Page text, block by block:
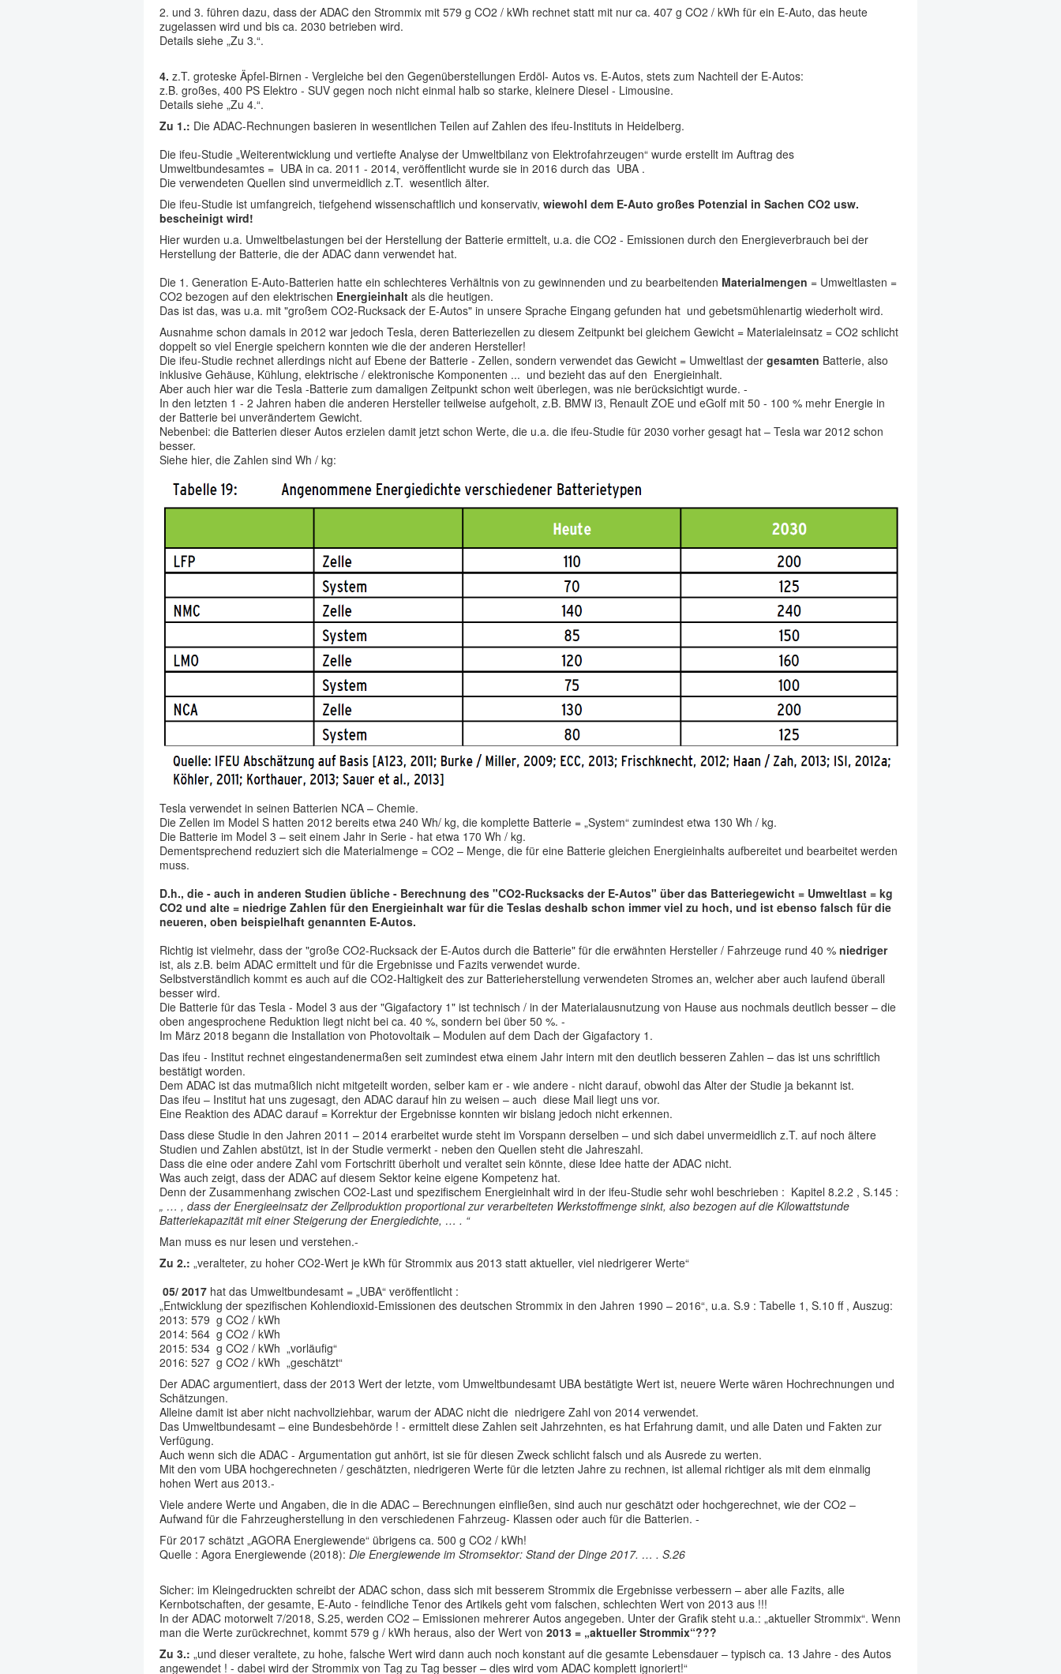
2. und 3. führen dazu, dass der ADAC den Strommix mit 579 g CO2 / kWh rechnet statt mit nur ca. 407 g CO2 / kWh für ein E-Auto, das heute
zugelassen wird und bis ca. 2030 betrieben wird.
Details siehe „Zu 3.“.
4. z.T. groteske Äpfel-Birnen - Vergleiche bei den Gegenüberstellungen Erdöl- Autos vs. E-Autos, stets zum Nachteil der E-Autos:
z.B. großes, 400 PS Elektro - SUV gegen noch nicht einmal halb so starke, kleinere Diesel - Limousine.
Details siehe „Zu 4.“.
Zu 1.: Die ADAC-Rechnungen basieren in wesentlichen Teilen auf Zahlen des ifeu-Instituts in Heidelberg.
Die ifeu-Studie „Weiterentwicklung und vertiefte Analyse der Umweltbilanz von Elektrofahrzeugen“ wurde erstellt im Auftrag des
Umweltbundesamtes = UBA in ca. 2011 - 2014, veröffentlicht wurde sie in 2016 durch das UBA .
Die verwendeten Quellen sind unvermeidlich z.T. wesentlich älter.
Die ifeu-Studie ist umfangreich, tiefgehend wissenschaftlich und konservativ, wiewohl dem E-Auto großes Potenzial in Sachen CO2 usw.
bescheinigt wird!
Hier wurden u.a. Umweltbelastungen bei der Herstellung der Batterie ermittelt, u.a. die CO2 - Emissionen durch den Energieverbrauch bei der
Herstellung der Batterie, die der ADAC dann verwendet hat.
Die 1. Generation E-Auto-Batterien hatte ein schlechteres Verhältnis von zu gewinnenden und zu bearbeitenden Materialmengen = Umweltlasten =
CO2 bezogen auf den elektrischen Energieinhalt als die heutigen.
Das ist das, was u.a. mit "großem CO2-Rucksack der E-Autos" in unsere Sprache Eingang gefunden hat und gebetsmühlenartig wiederholt wird.
Ausnahme schon damals in 2012 war jedoch Tesla, deren Batteriezellen zu diesem Zeitpunkt bei gleichem Gewicht = Materialeinsatz = CO2 schlicht
doppelt so viel Energie speichern konnten wie die der anderen Hersteller!
Die ifeu-Studie rechnet allerdings nicht auf Ebene der Batterie - Zellen, sondern verwendet das Gewicht = Umweltlast der gesamten Batterie, also
inklusive Gehäuse, Kühlung, elektrische / elektronische Komponenten ... und bezieht das auf den Energieinhalt.
Aber auch hier war die Tesla -Batterie zum damaligen Zeitpunkt schon weit überlegen, was nie berücksichtigt wurde. -
In den letzten 1 - 2 Jahren haben die anderen Hersteller teilweise aufgeholt, z.B. BMW i3, Renault ZOE und eGolf mit 50 - 100 % mehr Energie in
der Batterie bei unverändertem Gewicht.
Nebenbei: die Batterien dieser Autos erzielen damit jetzt schon Werte, die u.a. die ifeu-Studie für 2030 vorher gesagt hat – Tesla war 2012 schon
besser.
Siehe hier, die Zahlen sind Wh / kg:
Tesla verwendet in seinen Batterien NCA – Chemie.
Die Zellen im Model S hatten 2012 bereits etwa 240 Wh/ kg, die komplette Batterie = „System“ zumindest etwa 130 Wh / kg.
Die Batterie im Model 3 – seit einem Jahr in Serie - hat etwa 170 Wh / kg.
Dementsprechend reduziert sich die Materialmenge = CO2 – Menge, die für eine Batterie gleichen Energieinhalts aufbereitet und bearbeitet werden
muss.
D.h., die - auch in anderen Studien übliche - Berechnung des "CO2-Rucksacks der E-Autos" über das Batteriegewicht = Umweltlast = kg
CO2 und alte = niedrige Zahlen für den Energieinhalt war für die Teslas deshalb schon immer viel zu hoch, und ist ebenso falsch für die
neueren, oben beispielhaft genannten E-Autos.
Richtig ist vielmehr, dass der "große CO2-Rucksack der E-Autos durch die Batterie" für die erwähnten Hersteller / Fahrzeuge rund 40 % niedriger
ist, als z.B. beim ADAC ermittelt und für die Ergebnisse und Fazits verwendet wurde.
Selbstverständlich kommt es auch auf die CO2-Haltigkeit des zur Batterieherstellung verwendeten Stromes an, welcher aber auch laufend überall
besser wird.
Die Batterie für das Tesla - Model 3 aus der "Gigafactory 1" ist technisch / in der Materialausnutzung von Hause aus nochmals deutlich besser – die
oben angesprochene Reduktion liegt nicht bei ca. 40 %, sondern bei über 50 %. -
Im März 2018 begann die Installation von Photovoltaik – Modulen auf dem Dach der Gigafactory 1.
Das ifeu - Institut rechnet eingestandenermaßen seit zumindest etwa einem Jahr intern mit den deutlich besseren Zahlen – das ist uns schriftlich
bestätigt worden.
Dem ADAC ist das mutmaßlich nicht mitgeteilt worden, selber kam er - wie andere - nicht darauf, obwohl das Alter der Studie ja bekannt ist.
Das ifeu – Institut hat uns zugesagt, den ADAC darauf hin zu weisen – auch diese Mail liegt uns vor.
Eine Reaktion des ADAC darauf = Korrektur der Ergebnisse konnten wir bislang jedoch nicht erkennen.
Dass diese Studie in den Jahren 2011 – 2014 erarbeitet wurde steht im Vorspann derselben – und sich dabei unvermeidlich z.T. auf noch ältere
Studien und Zahlen abstützt, ist in der Studie vermerkt - neben den Quellen steht die Jahreszahl.
Dass die eine oder andere Zahl vom Fortschritt überholt und veraltet sein könnte, diese Idee hatte der ADAC nicht.
Was auch zeigt, dass der ADAC auf diesem Sektor keine eigene Kompetenz hat.
Denn der Zusammenhang zwischen CO2-Last und spezifischem Energieinhalt wird in der ifeu-Studie sehr wohl beschrieben : Kapitel 8.2.2 , S.145 :
„ … , dass derEnergieeinsatz der Zellproduktion proportional zur verarbeiteten Werkstoffmenge sinkt, also bezogen auf die Kilowattstunde
Batteriekapazität mit einer Steigerung der Energiedichte, … . “
Man muss es nur lesen und verstehen.-
Zu 2.: „veralteter, zu hoher CO2-Wert je kWh für Strommix aus 2013 statt aktueller, viel niedrigerer Werte“
05/ 2017 hat das Umweltbundesamt = „UBA“ veröffentlicht :
„Entwicklung der spezifischen Kohlendioxid-Emissionen des deutschen Strommix in den Jahren 1990 – 2016“, u.a. S.9 : Tabelle 1, S.10 ff , Auszug:
2013: 579 g CO2 / kWh
2014: 564 g CO2 / kWh
2015: 534 g CO2 / kWh „vorläufig“
2016: 527 g CO2 / kWh „geschätzt“
Der ADAC argumentiert, dass der 2013 Wert der letzte, vom Umweltbundesamt UBA bestätigte Wert ist, neuere Werte wären Hochrechnungen und
Schätzungen.
Alleine damit ist aber nicht nachvollziehbar, warum der ADAC nicht die niedrigere Zahl von 2014 verwendet.
Das Umweltbundesamt – eine Bundesbehörde ! - ermittelt diese Zahlen seit Jahrzehnten, es hat Erfahrung damit, und alle Daten und Fakten zur
Verfügung.
Auch wenn sich die ADAC - Argumentation gut anhört, ist sie für diesen Zweck schlicht falsch und als Ausrede zu werten.
Mit den vom UBA hochgerechneten / geschätzten, niedrigeren Werte für die letzten Jahre zu rechnen, ist allemal richtiger als mit dem einmalig
hohen Wert aus 2013.-
Viele andere Werte und Angaben, die in die ADAC – Berechnungen einfließen, sind auch nur geschätzt oder hochgerechnet, wie der CO2 –
Aufwand für die Fahrzeugherstellung in den verschiedenen Fahrzeug- Klassen oder auch für die Batterien. -
Für 2017 schätzt „AGORA Energiewende“ übrigens ca. 500 g CO2 / kWh!
Quelle : Agora Energiewende (2018): Die Energiewende im Stromsektor: Stand der Dinge 2017. … . S.26
Sicher: im Kleingedruckten schreibt der ADAC schon, dass sich mit besserem Strommix die Ergebnisse verbessern – aber alle Fazits, alle
Kernbotschaften, der gesamte, E-Auto - feindliche Tenor des Artikels geht vom falschen, schlechten Wert von 2013 aus !!!
In der ADAC motorwelt 7/2018, S.25, werden CO2 – Emissionen mehrerer Autos angegeben. Unter der Grafik steht u.a.: „aktueller Strommix“. Wenn
man die Werte zurückrechnet, kommt 579 g / kWh heraus, also der Wert von 2013 = „aktueller Strommix“???
Zu 3.: „und dieser veraltete, zu hohe, falsche Wert wird dann auch noch konstant auf die gesamte Lebensdauer – typisch ca. 13 Jahre - des Autos
angewendet ! - dabei wird der Strommix von Tag zu Tag besser – dies wird vom ADAC komplett ignoriert!“